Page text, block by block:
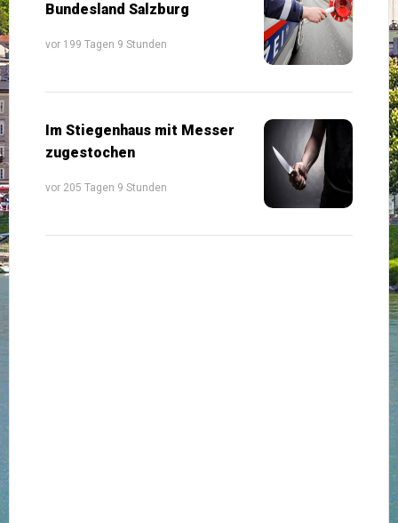
Bundesland Salzburg
vor 199 Tagen 9 Stunden
Im Stiegenhaus mit Messer
zugestochen
vor 205 Tagen 9 Stunden